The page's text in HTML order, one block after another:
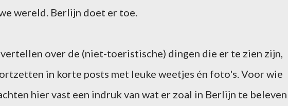
wereld. Berlijn doet er toe.
over de (niet-toeristische) dingen die er te zien zijn,
in korte posts met leuke weetjes én foto's. Voor wie
hier vast een indruk van wat er zoal in Berlijn te beleven